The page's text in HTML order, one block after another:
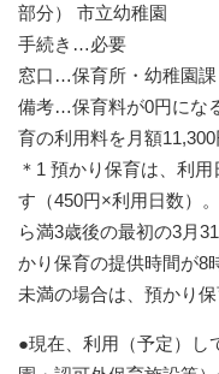
部分） 市立幼稚園
手続き…必要
窓口…保育所・幼稚園課
備考…保育料が0円にな
育の利用料を月額11,300
＊1 預かり保育は、利
す（450円×利用日数）
ら満3歳後の最初の3月
かり保育の提供時間が8
未満の場合は、預かり
●現在、利用（予定）し